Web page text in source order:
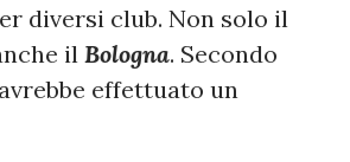
diversi club. Non solo il
il Bologna. Secondo
effettuato un